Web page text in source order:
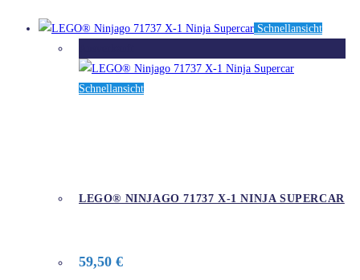
Schnellansicht
Schnellansicht
LEGO® NINJAGO 71737 X-1 NINJA SUPERCAR
59,50 €